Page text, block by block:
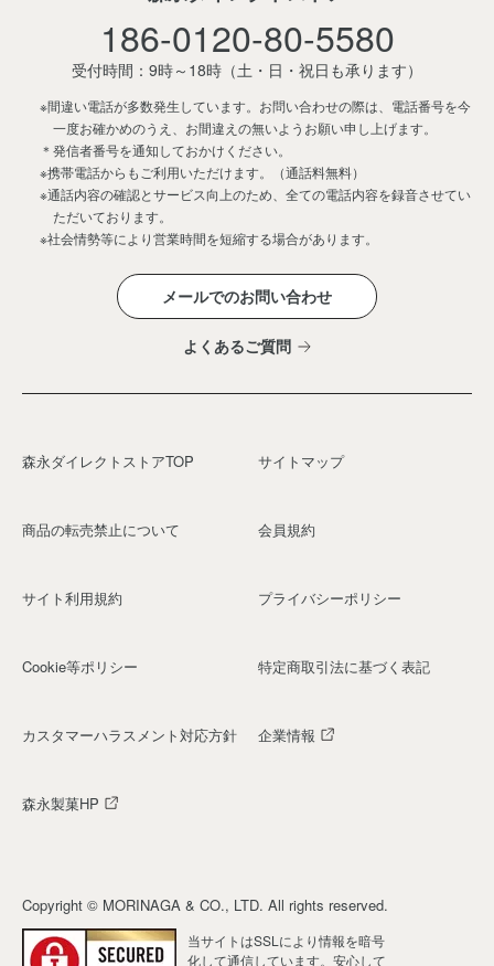
186-0120-80-5580
受付時間：9時～18時 （土・日・祝日も承ります）
※間違い電話が多数発生しています。お問い合わせの際は、電話番号を今
一度お確かめのうえ、お間違えの無いようお願い申し上げます。
＊発信者番号を通知しておかけください。
※携帯電話からもご利用いただけます。（通話料無料）
※通話内容の確認とサービス向上のため、全ての電話内容を録音させてい
ただいております。
※社会情勢等により営業時間を短縮する場合があります。
メールでのお問い合わせ
よくあるご質問
森永ダイレクトストアTOP サイトマップ
商品の転売禁止について 会員規約
サイト利用規約 プライバシーポリシー
Cookie等ポリシー 特定商取引法に基づく表記
カスタマーハラスメント対応方針 企業情報
森永製菓HP
Copyright © MORINAGA & CO., LTD. All rights reserved.
当サイトはSSLにより情報を暗号
化して通信しています。安心して